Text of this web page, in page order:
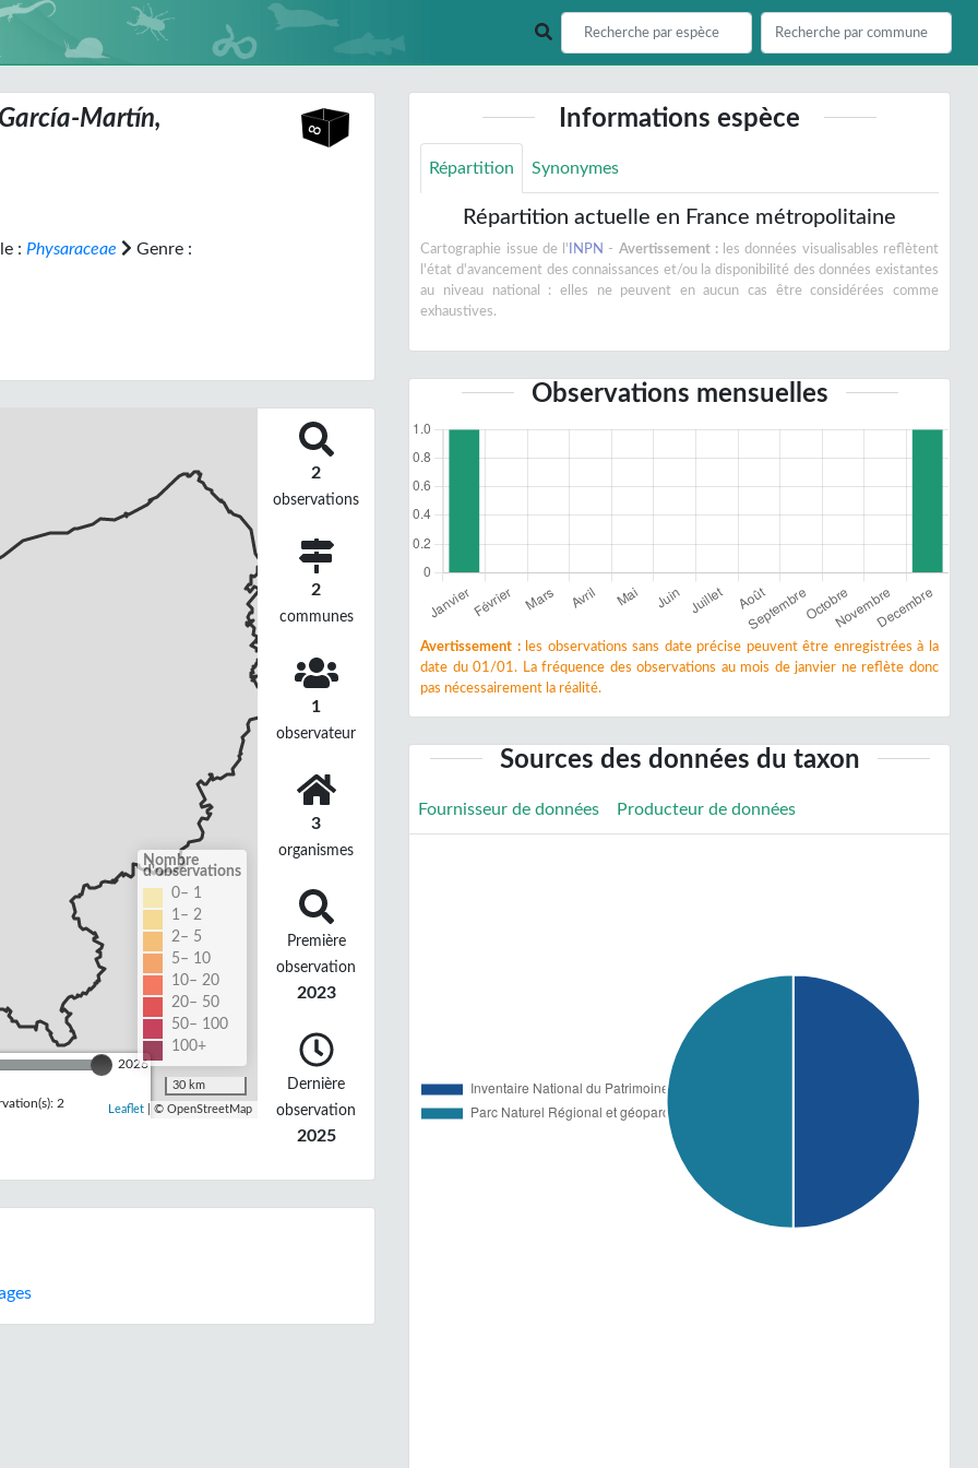
Martín,
: Physaraceae Genre :
2026
2
Nombre
d'observations
0– 1
1– 2
2– 5
5– 10
10– 20
20– 50
50– 100
100+
30 km
Leaflet| © OpenStreetMap
2
observations
2
communes
1
observateur
3
organismes
Première
observation
2023
Dernière
observation
2025
Informations espèce
Répartition Synonymes
Répartition actuelle en France métropolitaine
Cartographie issue de l' INPN - Avertissement :les données visualisables reflètent
l'état d'avancement des connaissances et/ou la disponibilité des données existantes
au niveau national : elles ne peuvent en aucun cas être considérées comme
exhaustives.
Observations mensuelles
Avertissement :les observations sans date précise peuvent être enregistrées à la
date du 01/01. La fréquence des observations au mois de janvier ne reflète donc
pas nécessairement la réalité.
Sources des données du taxon
Fournisseur de données Producteur de données